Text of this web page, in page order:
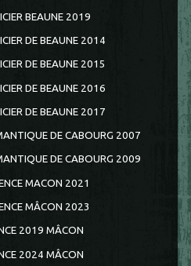
BEAUNE 2019
DE BEAUNE 2014
DE BEAUNE 2015
DE BEAUNE 2016
DE BEAUNE 2017
DE CABOURG 2007
DE CABOURG 2009
MACON 2021
MÂCON 2023
2019 MÂCON
2024 MÂCON